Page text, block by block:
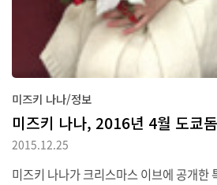
미즈키 나나/정보
미즈키 나나, 2016년 4월 도쿄
2015.12.25
미즈키 나나가 크리스마스 이브에 공개